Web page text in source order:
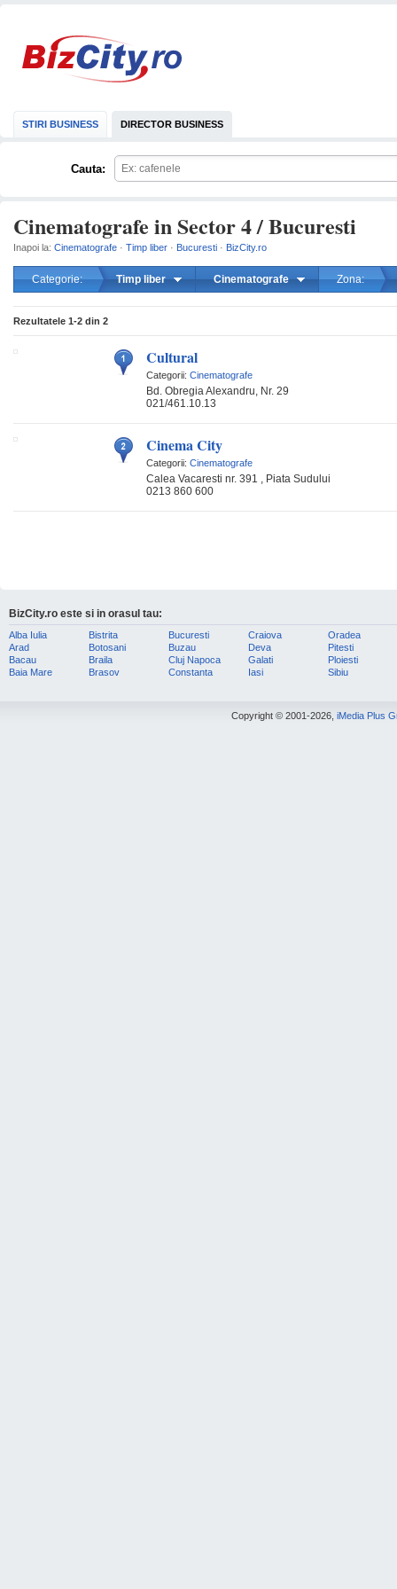
STIRI BUSINESS DIRECTOR BUSINESS
Cauta:
Cinematografe in Sector 4 / Bucuresti
Inapoi la: Cinematografe · Timp liber · Bucuresti · BizCity.ro
Categorie: Timp liber Cinematografe Zona:
Rezultatele 1-2 din 2
Cultural
Categorii: Cinematografe
Bd. Obregia Alexandru, Nr. 29
021/461.10.13
Cinema City
Categorii: Cinematografe
Calea Vacaresti nr. 391 , Piata Sudului
0213 860 600
BizCity.ro este si in orasul tau:
Alba Iulia
Arad
Bacau
Baia Mare
Bistrita
Botosani
Braila
Brasov
Bucuresti
Buzau
Cluj Napoca
Constanta
Craiova
Deva
Galati
Iasi
Oradea
Pitesti
Ploiesti
Sibiu
Copyright © 2001-2026, iMedia Plus